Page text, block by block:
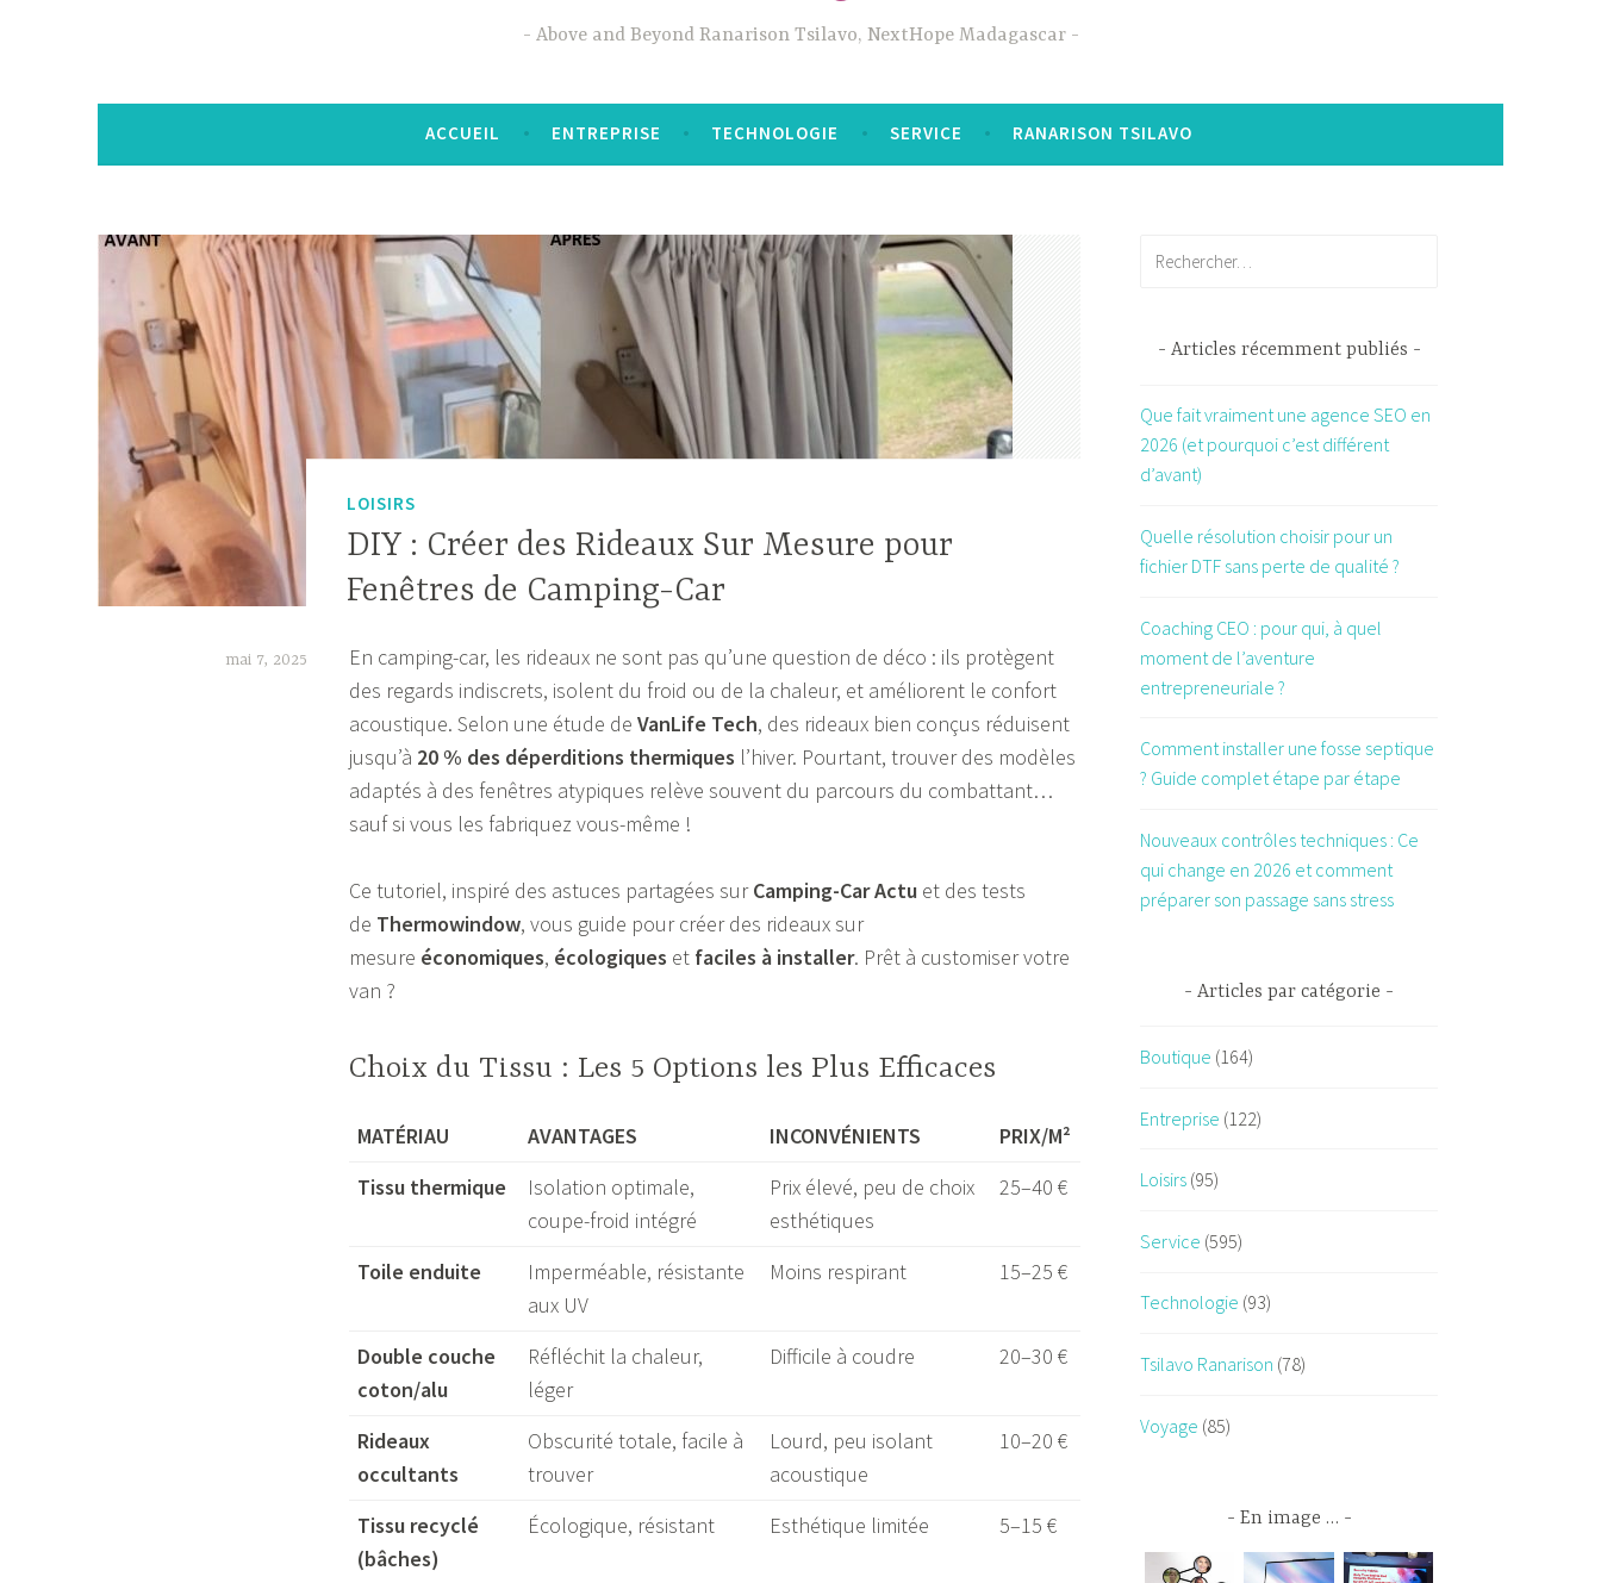
Above and Beyond Ranarison Tsilavo, NextHope Madagascar
ACCUEIL ENTREPRISE TECHNOLOGIE SERVICE RANARISON TSILAVO
LOISIRS
DIY : Créer des Rideaux Sur Mesure pour
Fenêtres de Camping-Car
mai 7, 2025
En camping-car, les rideaux ne sont pas qu’une question de déco : ils protègent
des regards indiscrets, isolent du froid ou de la chaleur, et améliorent le confort
acoustique. Selon une étude de VanLife Tech, des rideaux bien conçus réduisent
jusqu’à 20 % des déperditions thermiques l’hiver. Pourtant, trouver des modèles
adaptés à des fenêtres atypiques relève souvent du parcours du combattant…
sauf si vous les fabriquez vous-même !
Ce tutoriel, inspiré des astuces partagées surCamping-Car Actu et des tests
de Thermowindow, vous guide pour créer des rideaux sur
mesure économiques, écologiques et faciles à installer. Prêt à customiser votre
van ?
Choix du Tissu : Les 5 Options les Plus Efficaces
MATÉRIAU AVANTAGES INCONVÉNIENTS
PRIX/M²
Tissu thermique
Isolation optimale,
coupe-froid intégré
Prix élevé, peu de choix
esthétiques
25–40 €
Toile enduite
Imperméable, résistante
aux UV
Moins respirant 15–25 €
Double couche
coton/alu
Réfléchit la chaleur,
léger
Difficile à coudre 20–30 €
Rideaux
occultants
Obscurité totale, facile à
trouver
Lourd, peu isolant
acoustique
10–20 €
Tissu recyclé
(bâches)
Écologique, résistant Esthétique limitée 5–15 €
Articles récemment publiés
Que fait vraiment une agence SEO en
2026 (et pourquoi c’est différent
d’avant)
Quelle résolution choisir pour un
fichier DTF sans perte de qualité ?
Coaching CEO : pour qui, à quel
moment de l’aventure
entrepreneuriale ?
Comment installer une fosse septique
? Guide complet étape par étape
Nouveaux contrôles techniques : Ce
qui change en 2026 et comment
préparer son passage sans stress
Articles par catégorie
Boutique (164)
Entreprise (122)
Loisirs (95)
Service (595)
Technologie (93)
Tsilavo Ranarison (78)
Voyage (85)
En image …